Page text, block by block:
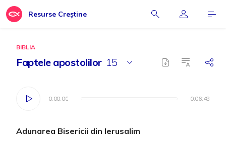
Resurse Creștine
BIBLIA
Faptele apostolilor 15
0:00:00 0:06:48
0:00:00 0:06:48
Adunarea Bisericii din Ierusalim